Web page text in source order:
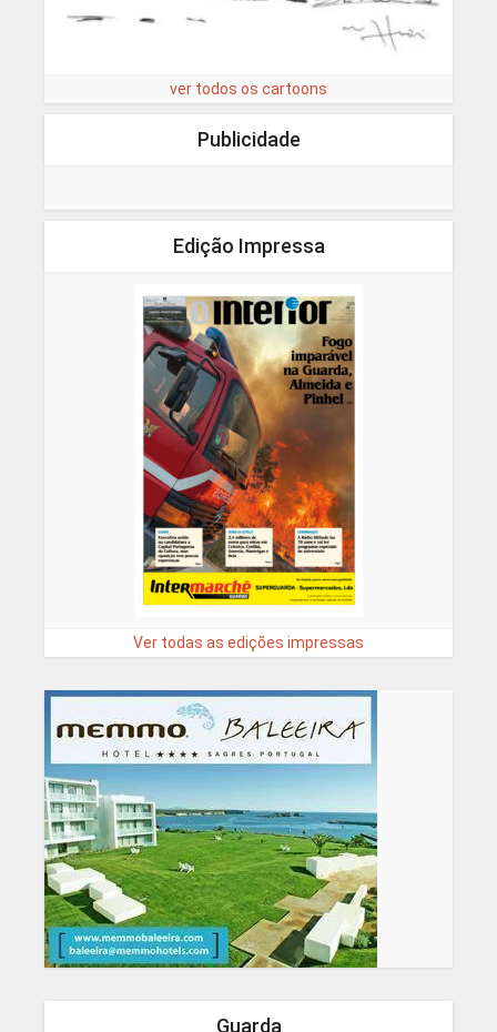
ver todos os cartoons
Publicidade
Edição Impressa
Ver todas as edições impressas
Guarda